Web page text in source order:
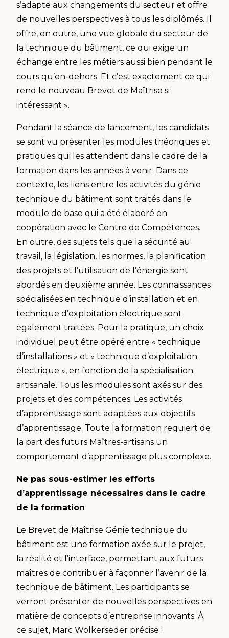
s’adapte aux changements du secteur et offre
de nouvelles perspectives à tous les diplômés. Il
offre, en outre, une vue globale du secteur de
la technique du bâtiment, ce qui exige un
échange entre les métiers aussi bien pendant le
cours qu’en-dehors. Et c’est exactement ce qui
rend le nouveau Brevet de Maîtrise si
intéressant ».
Pendant la séance de lancement, les candidats
se sont vu présenter les modules théoriques et
pratiques qui les attendent dans le cadre de la
formation dans les années à venir. Dans ce
contexte, les liens entre les activités du génie
technique du bâtiment sont traités dans le
module de base qui a été élaboré en
coopération avec le Centre de Compétences.
En outre, des sujets tels que la sécurité au
travail, la législation, les normes, la planification
des projets et l’utilisation de l’énergie sont
abordés en deuxième année. Les connaissances
spécialisées en technique d’installation et en
technique d’exploitation électrique sont
également traitées. Pour la pratique, un choix
individuel peut être opéré entre « technique
d’installations » et « technique d’exploitation
électrique », en fonction de la spécialisation
artisanale. Tous les modules sont axés sur des
projets et des compétences. Les activités
d’apprentissage sont adaptées aux objectifs
d’apprentissage. Toute la formation requiert de
la part des futurs Maîtres-artisans un
comportement d’apprentissage plus complexe.
Ne pas sous-estimer les efforts
d’apprentissage nécessaires dans le cadre
de la formation
Le Brevet de Maîtrise Génie technique du
bâtiment est une formation axée sur le projet,
la réalité et l’interface, permettant aux futurs
maîtres de contribuer à façonner l’avenir de la
technique de bâtiment. Les participants se
verront présenter de nouvelles perspectives en
matière de concepts d’entreprise innovants. À
ce sujet, Marc Wolkerseder précise :